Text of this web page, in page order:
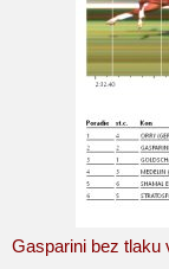
Gasparini bez tlaku